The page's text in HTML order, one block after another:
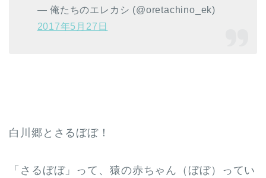
— 俺たちのエレカシ (@oretachino_ek)
2017年5月27日
白川郷とさるぼぼ！
「さるぼぼ」って、猿の赤ちゃん（ぼぼ）ってい